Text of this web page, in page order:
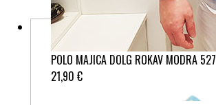
POLO MAJICA DOLG ROKAV MODRA 527
21,90 €